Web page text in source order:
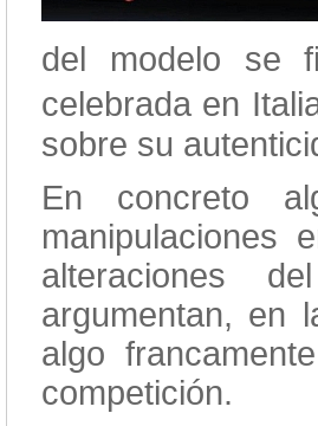
del modelo se
celebrada en
sobre su
En concreto
manipulaciones
alteraciones
argumentan, en
algo
competición.